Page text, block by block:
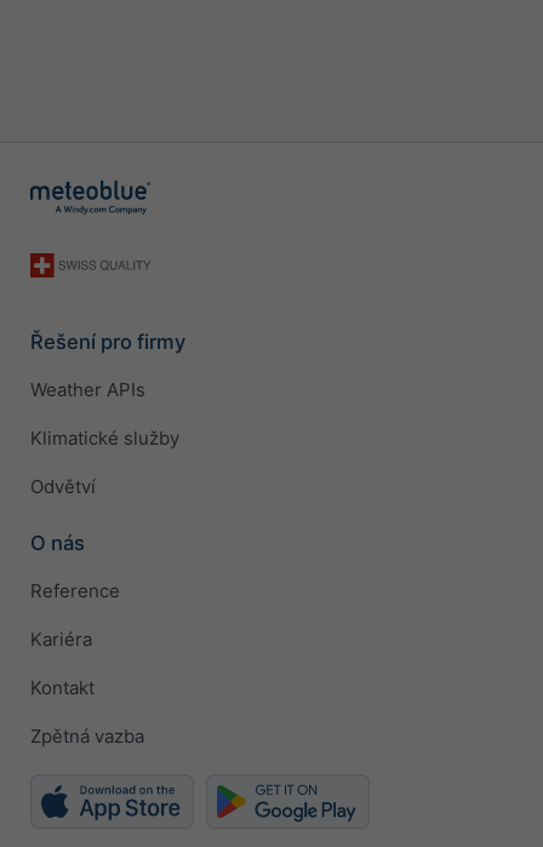
Řešení pro firmy
Weather APIs
Klimatické služby
Odvětví
O nás
Reference
Kariéra
Kontakt
Zpětná vazba